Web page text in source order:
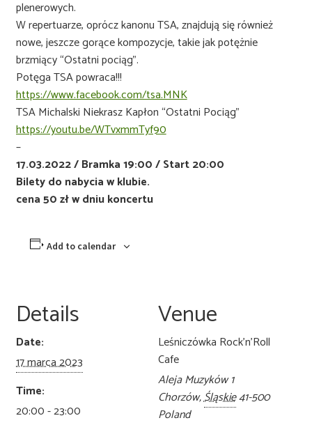
plenerowych.
W repertuarze, oprócz kanonu TSA, znajdują się również
nowe, jeszcze gorące kompozycje, takie jak potężnie
brzmiący “Ostatni pociąg”.
Potęga TSA powraca!!!
https://www.facebook.com/tsa.MNK
TSA Michalski Niekrasz Kapłon “Ostatni Pociąg”
https://youtu.be/WTvxmmTyf90
–
17.03.2022 / Bramka 19:00 / Start 20:00
Bilety do nabycia w klubie.
cena 50 zł w dniu koncertu
Add to calendar
Details
Date:
17 marca 2023
Time:
20:00 - 23:00
Venue
Leśniczówka Rock’n’Roll
Cafe
Aleja Muzyków 1
Chorzów,Śląskie41-500
Poland